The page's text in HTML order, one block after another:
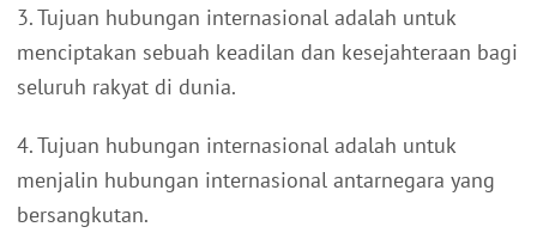
3. Tujuan hubungan internasional adalah untuk
menciptakan sebuah keadilan dan kesejahteraan bagi
seluruh rakyat di dunia.
4. Tujuan hubungan internasional adalah untuk
menjalin hubungan internasional antarnegara yang
bersangkutan.